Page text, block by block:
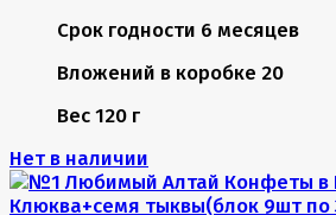
Срок годности 6 месяцев
Вложений в коробке 20
Вес 120 г
Нет в наличии